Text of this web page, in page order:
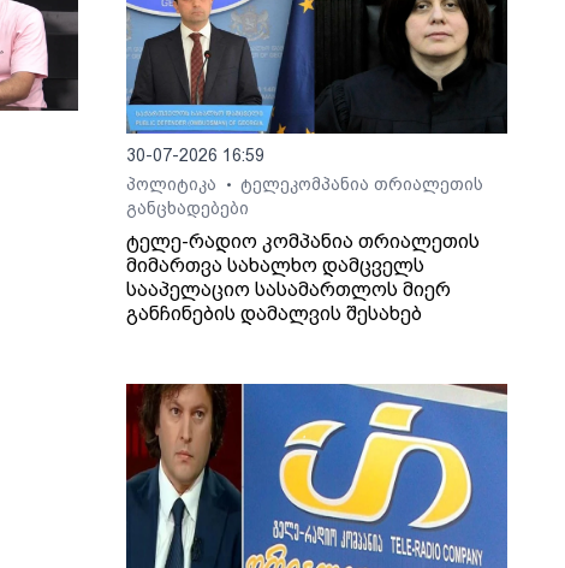
30-07-2026 16:59
პოლიტიკა
•
ტელეკომპანია თრიალეთის
განცხადებები
ტელე-რადიო კომპანია თრიალეთის
მიმართვა სახალხო დამცველს
სააპელაციო სასამართლოს მიერ
განჩინების დამალვის შესახებ